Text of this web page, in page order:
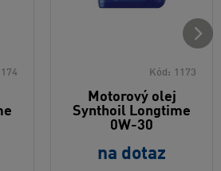
Kód: 1173
Motorový olej
Synthoil Longtime
0W-30
na dotaz